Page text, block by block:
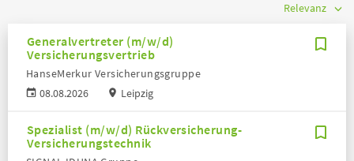
Generalvertreter (m/w/d)
Versicherungsvertrieb
08.08.2026
HanseMerkur Versicherungsgruppe
Leipzig
Spezialist (m/w/d) Rückversicherung-
Versicherungstechnik